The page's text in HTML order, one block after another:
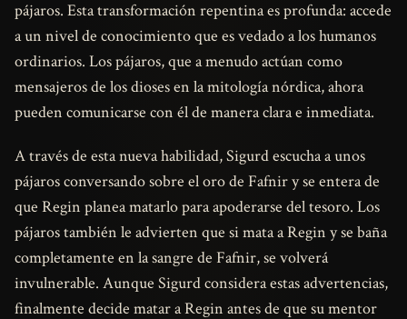
pájaros. Esta transformación repentina es profunda: accede
a un nivel de conocimiento que es vedado a los humanos
ordinarios. Los pájaros, que a menudo actúan como
mensajeros de los dioses en la mitología nórdica, ahora
pueden comunicarse con él de manera clara e inmediata.
A través de esta nueva habilidad, Sigurd escucha a unos
pájaros conversando sobre el oro de Fafnir y se entera de
que Regin planea matarlo para apoderarse del tesoro. Los
pájaros también le advierten que si mata a Regin y se baña
completamente en la sangre de Fafnir, se volverá
invulnerable. Aunque Sigurd considera estas advertencias,
finalmente decide matar a Regin antes de que su mentor